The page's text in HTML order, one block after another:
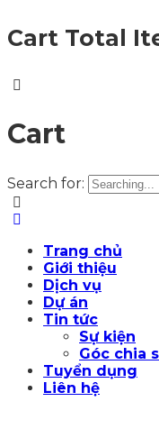
Cart Total
Cart
Search for:
Trang chủ
Giới thiệu
Dịch vụ
Dự án
Tin tức
Sự kiện
Góc chia
Tuyển dụng
Liên hệ